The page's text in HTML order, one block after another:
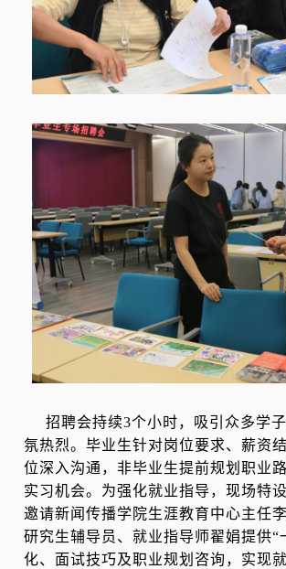
招聘会持续3个小时，吸引众多学
氛热烈。毕业生针对岗位要求、薪资
位深入沟通，非毕业生提前规划职业
实习机会。 为强化就业指导，现场特设
邀请新闻传播学院生涯教育中心主任
研究生辅导员、就业指导师翟娟提供“
化、面试技巧及职业规划咨询，实现